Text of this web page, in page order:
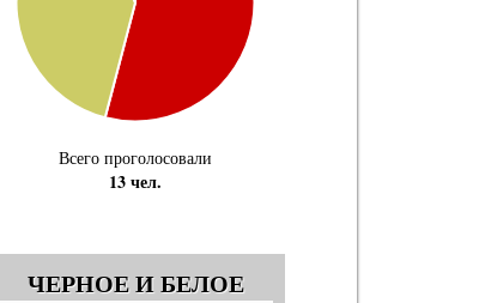
Всего проголосовали
13 чел.
ЧЕРНОЕ И БЕЛОЕ